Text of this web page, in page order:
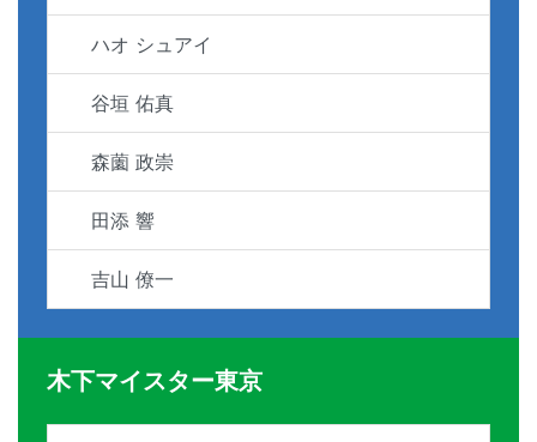
ハオ シュアイ
谷垣 佑真
森薗 政崇
田添 響
吉山 僚一
木下マイスター東京